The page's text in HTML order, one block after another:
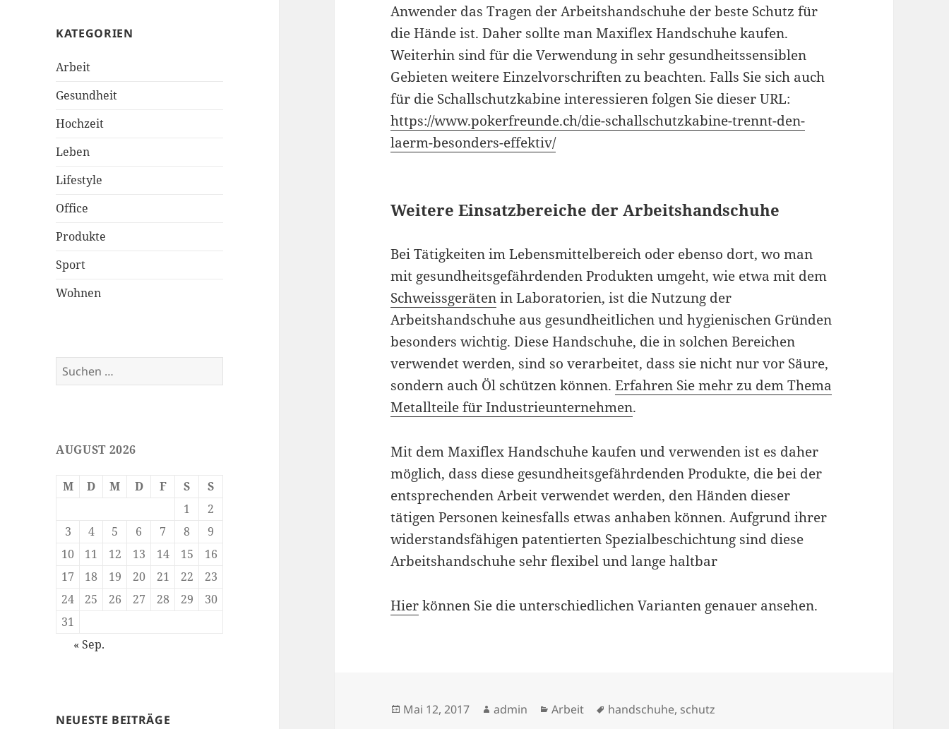
KATEGORIEN
Arbeit
Gesundheit
Hochzeit
Leben
Lifestyle
Office
Produkte
Sport
Wohnen
Suchen
nach:
AUGUST 2026
M D M D F S
S
1
2
3
4 5 6 7 8
9
10
11 12 13 14 15
16
17
18 19 20 21 22
23
24
25 26 27 28 29
30
31
« Sep.
NEUESTE BEITRÄGE
Anwender das Tragen der Arbeitshandschuhe der beste Schutz für
die Hände ist. Daher sollte man Maxiflex Handschuhe kaufen.
Weiterhin sind für die Verwendung in sehr gesundheitssensiblen
Gebieten weitere Einzelvorschriften zu beachten. Falls Sie sich auch
für die Schallschutzkabine interessieren folgen Sie dieser URL:
https://www.pokerfreunde.ch/die-schallschutzkabine-trennt-den-
laerm-besonders-effektiv/
Weitere Einsatzbereiche der Arbeitshandschuhe
Bei Tätigkeiten im Lebensmittelbereich oder ebenso dort, wo man
mit gesundheitsgefährdenden Produkten umgeht, wie etwa mit dem
Schweissgerätenin Laboratorien, ist die Nutzung der
Arbeitshandschuhe aus gesundheitlichen und hygienischen Gründen
besonders wichtig. Diese Handschuhe, die in solchen Bereichen
verwendet werden, sind so verarbeitet, dass sie nicht nur vor Säure,
sondern auch Öl schützen können.Erfahren Sie mehr zu dem Thema
Metallteile für Industrieunternehmen.
Mit dem Maxiflex Handschuhe kaufen und verwenden ist es daher
möglich, dass diese gesundheitsgefährdenden Produkte, die bei der
entsprechenden Arbeit verwendet werden, den Händen dieser
tätigen Personen keinesfalls etwas anhaben können. Aufgrund ihrer
widerstandsfähigen patentierten Spezialbeschichtung sind diese
Arbeitshandschuhe sehr flexibel und lange haltbar
Hierkönnen Sie die unterschiedlichen Varianten genauer ansehen.
Veröffentlicht
Mai 12, 2017 Autor
admin Kategorien
Arbeit Schlagwörter
handschuhe, schutz